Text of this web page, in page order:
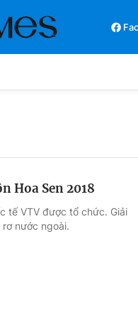
Hoa Sen 2018
tế VTV được tổ chức. Giải
nước ngoài.